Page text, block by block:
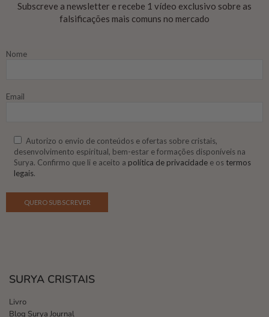
Subscreve a newsletter e recebe 1 vídeo exclusivo sobre as
falsificações mais comuns no mercado
Nome
Email
Autorizo o envio de conteúdos e ofertas sobre cristais,
desenvolvimento espiritual, bem-estar e formações disponíveis na
Surya. Confirmo que li e aceito a política de privacidade e os termos
legais.
SURYA CRISTAIS
Livro
Blog Surya Journal